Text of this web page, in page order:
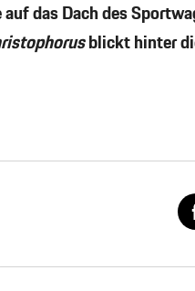
das Dach des
blickt hinter